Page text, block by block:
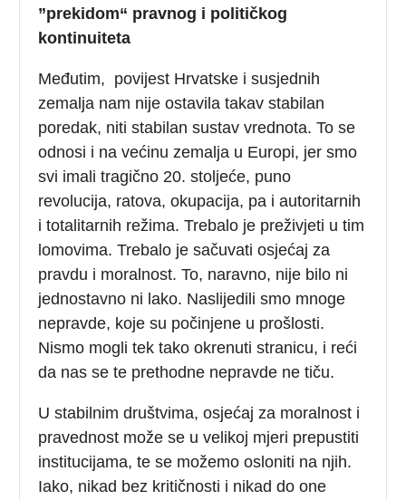
”prekidom“ pravnog i političkog
kontinuiteta
Međutim, povijest Hrvatske i susjednih
zemalja nam nije ostavila takav stabilan
poredak, niti stabilan sustav vrednota. To se
odnosi i na većinu zemalja u Europi, jer smo
svi imali tragično 20. stoljeće, puno
revolucija, ratova, okupacija, pa i autoritarnih
i totalitarnih režima. Trebalo je preživjeti u tim
lomovima. Trebalo je sačuvati osjećaj za
pravdu i moralnost. To, naravno, nije bilo ni
jednostavno ni lako. Naslijedili smo mnoge
nepravde, koje su počinjene u prošlosti.
Nismo mogli tek tako okrenuti stranicu, i reći
da nas se te prethodne nepravde ne tiču.
U stabilnim društvima, osjećaj za moralnost i
pravednost može se u velikoj mjeri prepustiti
institucijama, te se možemo osloniti na njih.
Iako, nikad bez kritičnosti i nikad do one